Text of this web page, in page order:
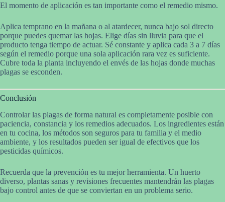
El momento de aplicación es tan importante como el remedio mismo.
Aplica temprano en la mañana o al atardecer, nunca bajo sol directo
porque puedes quemar las hojas. Elige días sin lluvia para que el
producto tenga tiempo de actuar. Sé constante y aplica cada 3 a 7 días
según el remedio porque una sola aplicación rara vez es suficiente.
Cubre toda la planta incluyendo el envés de las hojas donde muchas
plagas se esconden.
Conclusión
Controlar las plagas de forma natural es completamente posible con
paciencia, constancia y los remedios adecuados. Los ingredientes están
en tu cocina, los métodos son seguros para tu familia y el medio
ambiente, y los resultados pueden ser igual de efectivos que los
pesticidas químicos.
Recuerda que la prevención es tu mejor herramienta. Un huerto
diverso, plantas sanas y revisiones frecuentes mantendrán las plagas
bajo control antes de que se conviertan en un problema serio.